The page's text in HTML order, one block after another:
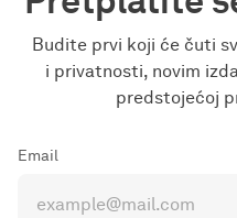
Budite prvi koji će čuti
i privatnosti, novim
predstojećoj
Email